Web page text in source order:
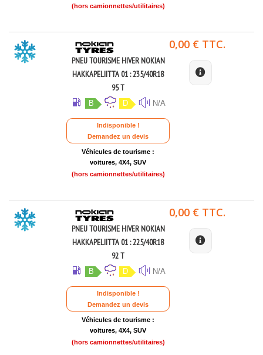
(hors camionnettes/utilitaires)
PNEU TOURISME HIVER NOKIAN
HAKKAPELIITTA 01 : 235/40R18
95 T
B D N/A
Indisponible !
Demandez un devis
Véhicules de tourisme :
voitures, 4X4, SUV
(hors camionnettes/utilitaires)
0,00 € TTC.
PNEU TOURISME HIVER NOKIAN
HAKKAPELIITTA 01 : 225/40R18
92 T
B D N/A
Indisponible !
Demandez un devis
Véhicules de tourisme :
voitures, 4X4, SUV
(hors camionnettes/utilitaires)
0,00 € TTC.